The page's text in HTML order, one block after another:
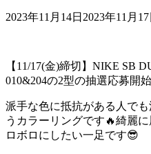
2023年11月14日 2023年11月17
【11/17(金)締切】NIKE SB
010&204の2型の抽選応募開
派手な色に抵抗がある人で
うカラーリングです 🔥綺麗
ロボロにしたい一足です😎